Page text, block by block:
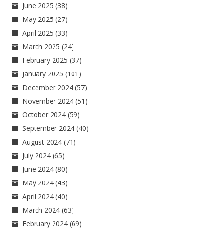
June 2025 (38)
May 2025 (27)
April 2025 (33)
March 2025 (24)
February 2025 (37)
January 2025 (101)
December 2024 (57)
November 2024 (51)
October 2024 (59)
September 2024 (40)
August 2024 (71)
July 2024 (65)
June 2024 (80)
May 2024 (43)
April 2024 (40)
March 2024 (63)
February 2024 (69)